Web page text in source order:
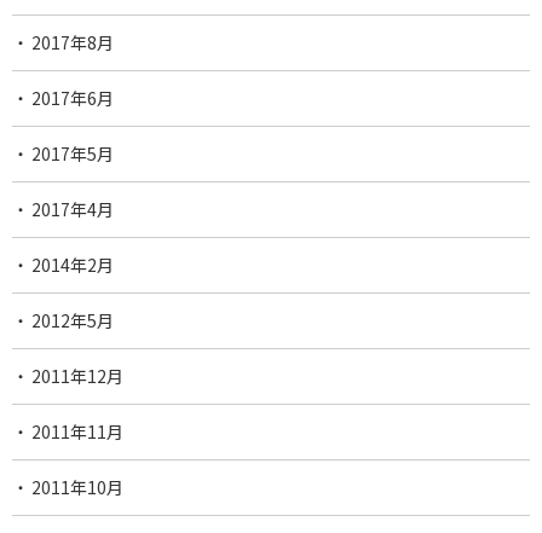
2017年8月
2017年6月
2017年5月
2017年4月
2014年2月
2012年5月
2011年12月
2011年11月
2011年10月